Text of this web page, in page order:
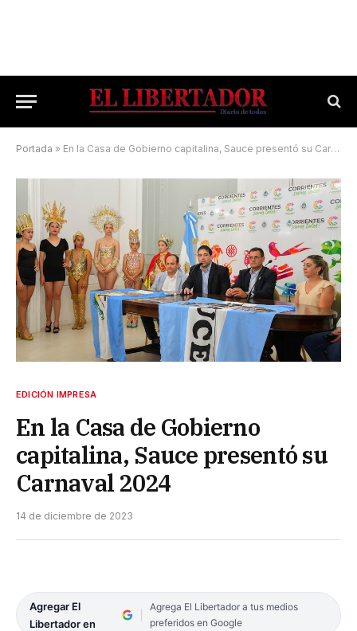
Portada » En la Casa de Gobierno capitalina, Sauce presentó su Carnaval 2024
EDICIÓN IMPRESA
En la Casa de Gobierno
capitalina, Sauce presentó su
Carnaval 2024
14 de diciembre de 2023
Agregar El
Libertador en
Agrega El Libertador a tus medios
preferidos en Google